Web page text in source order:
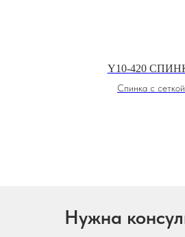
Y10-420
Спинка с сеткой.
Нужна